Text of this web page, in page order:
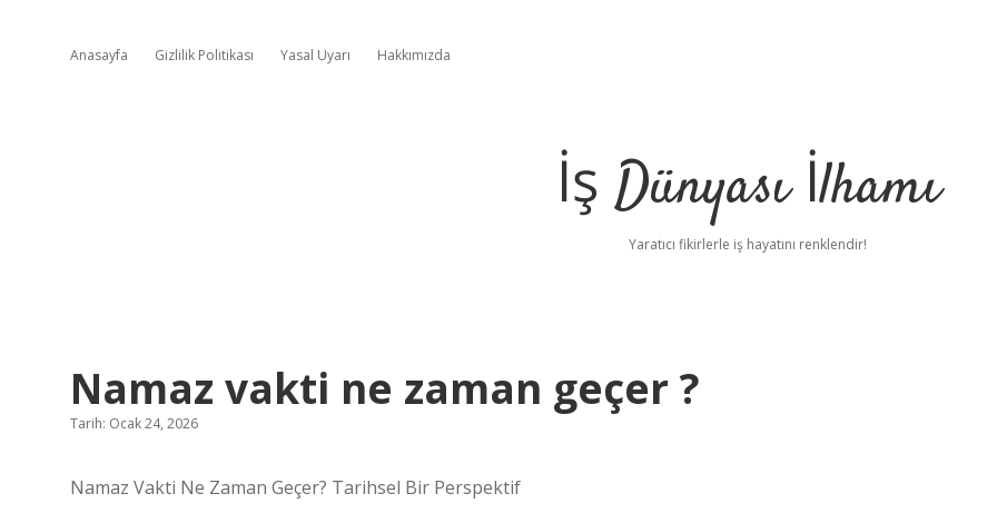
Anasayfa Gizlilik Politikası Yasal Uyarı Hakkımızda
İş Dünyası İlhamı
Yaratıcı fikirlerle iş hayatını renklendir!
Namaz vakti ne zaman geçer ?
Tarih: Ocak 24, 2026
Namaz Vakti Ne Zaman Geçer? Tarihsel Bir Perspektif